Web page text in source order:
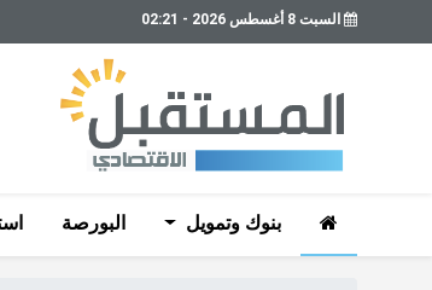
السبت 8 أغسطس 2026 - 02:21
بنوك وتمويل البورصة